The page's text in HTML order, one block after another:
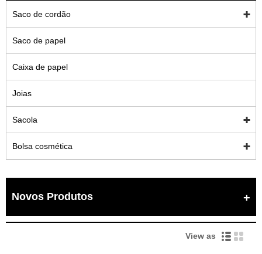
Saco de cordão
Saco de papel
Caixa de papel
Joias
Sacola
Bolsa cosmética
Novos Produtos
View as